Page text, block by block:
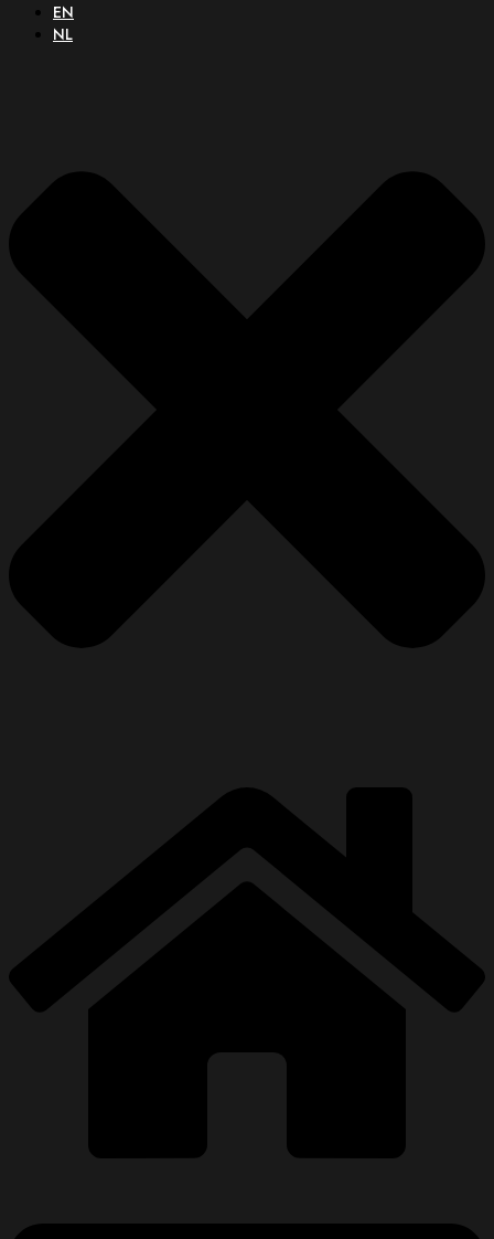
EN
NL